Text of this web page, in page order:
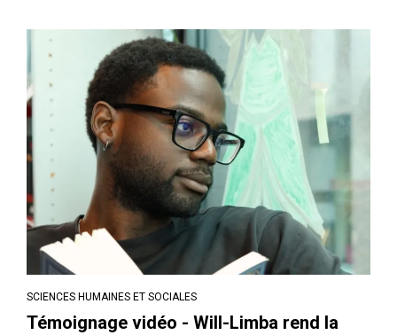
SCIENCES HUMAINES ET SOCIALES
Témoignage vidéo - Will-Limba rend la